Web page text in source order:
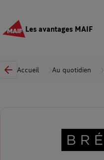
Les avantages MAIF
Accueil Au quotidien